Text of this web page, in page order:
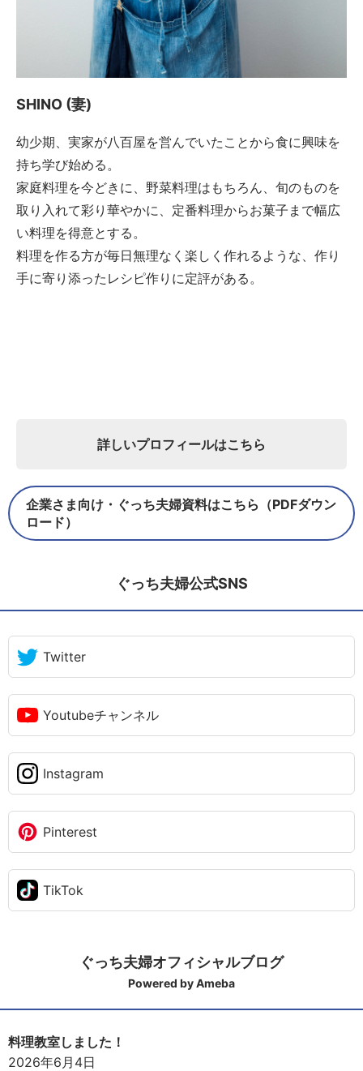
SHINO (妻)
幼少期、実家が八百屋を営んでいたことから食に興味を
持ち学び始める。
家庭料理を今どきに、野菜料理はもちろん、旬のものを
取り入れて彩り華やかに、定番料理からお菓子まで幅広
い料理を得意とする。
料理を作る方が毎日無理なく楽しく作れるような、作り
手に寄り添ったレシピ作りに定評がある。
詳しいプロフィールはこちら
企業さま向け・ぐっち夫婦資料はこちら（PDFダウン
ロード）
ぐっち夫婦公式SNS
Twitter
Youtubeチャンネル
Instagram
Pinterest
TikTok
ぐっち夫婦オフィシャルブログ
Powered by Ameba
料理教室しました！
2026年6月4日